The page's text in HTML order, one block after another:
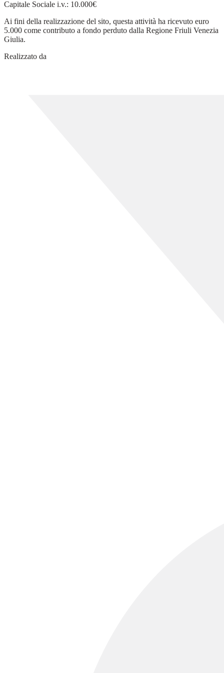
Capitale Sociale i.v.: 10.000€
Ai fini della realizzazione del sito, questa attività ha ricevuto euro
5.000 come contributo a fondo perduto dalla Regione Friuli Venezia
Giulia.
Realizzato da